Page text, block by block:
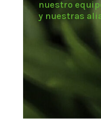
nuestro
y nuestras